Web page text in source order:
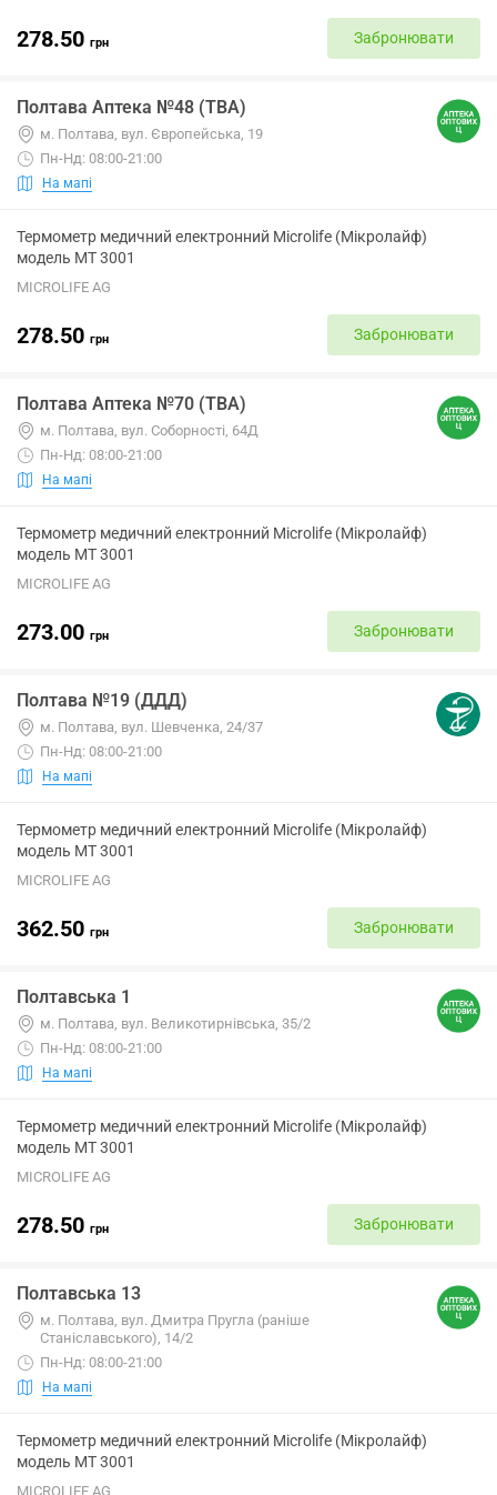
278.50 грн Забронювати
Полтава Аптека №48 (ТВА)
м. Полтава, вул. Європейська, 19
Пн-Нд: 08:00-21:00
На мапі
Термометр медичний електронний Microlife (Мікролайф)
модель МТ 3001
MICROLIFE AG
278.50 грн Забронювати
Полтава Аптека №70 (ТВА)
м. Полтава, вул. Соборності, 64Д
Пн-Нд: 08:00-21:00
На мапі
Термометр медичний електронний Microlife (Мікролайф)
модель МТ 3001
MICROLIFE AG
273.00 грн Забронювати
Полтава №19 (ДДД)
м. Полтава, вул. Шевченка, 24/37
Пн-Нд: 08:00-21:00
На мапі
Термометр медичний електронний Microlife (Мікролайф)
модель МТ 3001
MICROLIFE AG
362.50 грн Забронювати
Полтавська 1
м. Полтава, вул. Великотирнівська, 35/2
Пн-Нд: 08:00-21:00
На мапі
Термометр медичний електронний Microlife (Мікролайф)
модель МТ 3001
MICROLIFE AG
278.50 грн Забронювати
Полтавська 13
м. Полтава, вул. Дмитра Пругла (раніше
Станіславського), 14/2
Пн-Нд: 08:00-21:00
На мапі
Термометр медичний електронний Microlife (Мікролайф)
модель МТ 3001
MICROLIFE AG